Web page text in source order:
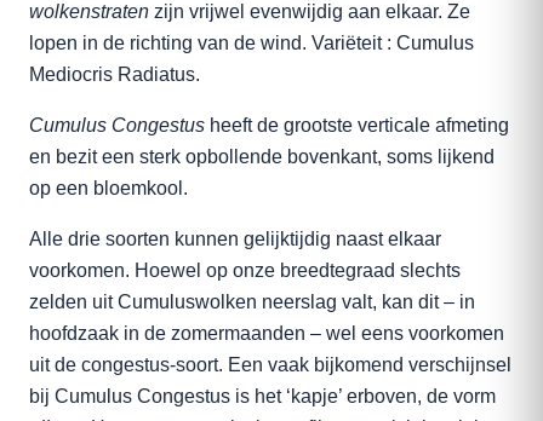
wolkenstraten zijn vrijwel evenwijdig aan elkaar. Ze
lopen in de richting van de wind. Variëteit : Cumulus
Mediocris Radiatus.
Cumulus Congestus heeft de grootste verticale afmeting
en bezit een sterk opbollende bovenkant, soms lijkend
op een bloemkool.
Alle drie soorten kunnen gelijktijdig naast elkaar
voorkomen. Hoewel op onze breedtegraad slechts
zelden uit Cumuluswolken neerslag valt, kan dit – in
hoofdzaak in de zomermaanden – wel eens voorkomen
uit de congestus-soort. Een vaak bijkomend verschijnsel
bij Cumulus Congestus is het ‘kapje’ erboven, de vorm